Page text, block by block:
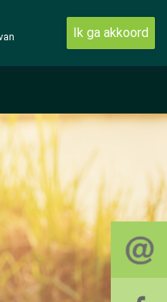
Ik ga akkoord